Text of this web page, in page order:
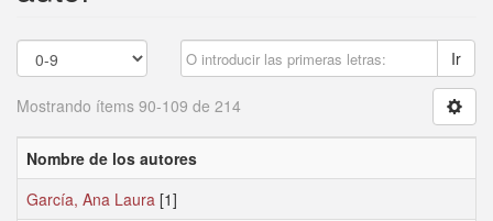
Ir
Mostrando ítems 90-109 de 214
Nombre de los autores
García, Ana Laura [1]